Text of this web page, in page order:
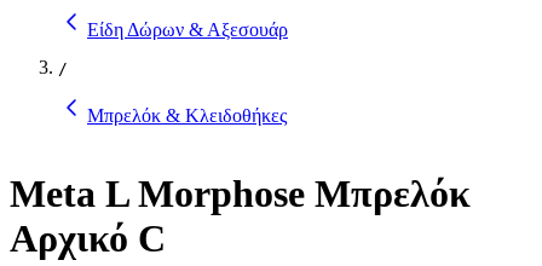
Είδη Δώρων & Αξεσουάρ
/
Μπρελόκ & Κλειδοθήκες
Meta L Morphose Μπρελόκ
Αρχικό C